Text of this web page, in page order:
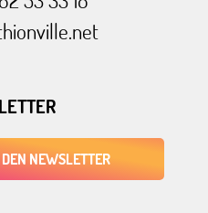
NEWSLETTER